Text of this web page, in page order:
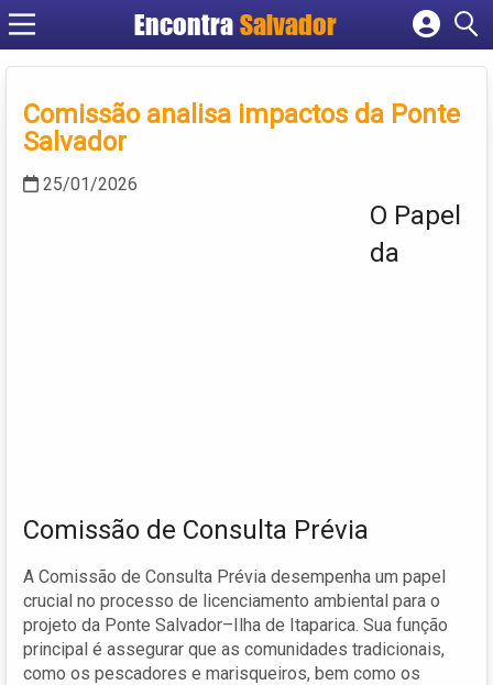
EncontraSalvador
Cadastrar empresa
Criar conta
Comissão analisa impactos da Ponte
Salvador
25/01/2026
O Papel
da
Comissão de Consulta Prévia
A Comissão de Consulta Prévia desempenha um papel
crucial no processo de licenciamento ambiental para o
projeto da Ponte Salvador–Ilha de Itaparica. Sua função
principal é assegurar que as comunidades tradicionais,
como os pescadores e marisqueiros, bem como os